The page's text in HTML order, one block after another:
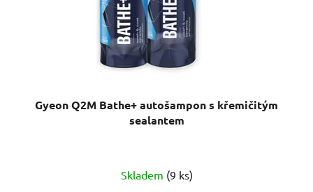
Gyeon Q2M Bathe+ autošampon s křemičitým
sealantem
hodnocení
Skladem (9 ks)